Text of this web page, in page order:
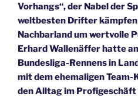
Vorhangs“, der Nabel der
weltbesten Drifter
Nachbarland um wertvolle
Erhard Wallenäffer hatte
Bundesliga-Rennens in
mit dem ehemaligen Team-
den Alltag im Profigeschäft